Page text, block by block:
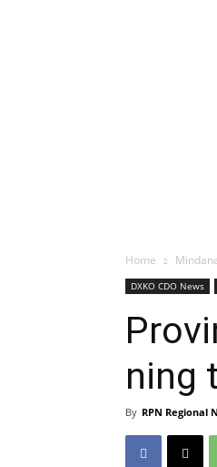
Home
DXKO CDO News
ning
By RPN Regional